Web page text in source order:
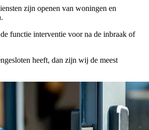
zijn openen van woningen en
functie interventie voor na de inbraak of
heeft, dan zijn wij de meest